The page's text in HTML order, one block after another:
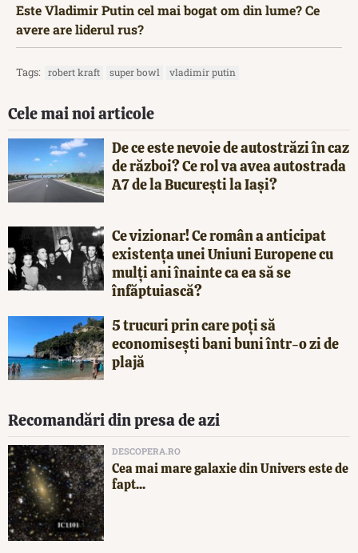
Este Vladimir Putin cel mai bogat om din lume? Ce
avere are liderul rus?
Tags: robert kraft super bowl vladimir putin
Cele mai noi articole
De ce este nevoie de autostrăzi în caz
de război? Ce rol va avea autostrada
A7 de la București la Iași?
Ce vizionar! Ce român a anticipat
existența unei Uniuni Europene cu
mulți ani înainte ca ea să se
înfăptuiască?
5 trucuri prin care poți să
economisești bani buni într-o zi de
plajă
Recomandări din presa de azi
DESCOPERA.RO
Cea mai mare galaxie din Univers este de
fapt...